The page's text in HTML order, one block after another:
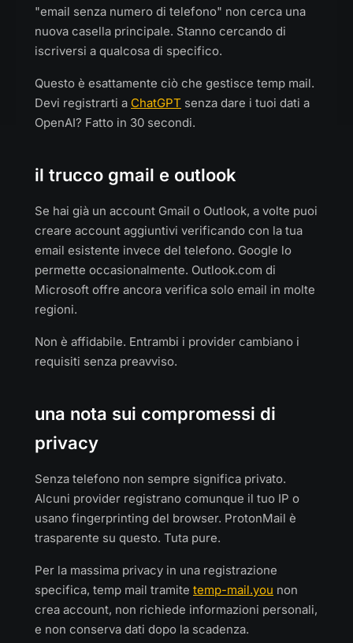
"email senza numero di telefono" non cerca una
nuova casella principale. Stanno cercando di
iscriversi a qualcosa di specifico.
Questo è esattamente ciò che gestisce temp mail.
Devi registrarti a ChatGPT senza dare i tuoi dati a
OpenAI? Fatto in 30 secondi.
il trucco gmail e outlook
Se hai già un account Gmail o Outlook, a volte puoi
creare account aggiuntivi verificando con la tua
email esistente invece del telefono. Google lo
permette occasionalmente. Outlook.com di
Microsoft offre ancora verifica solo email in molte
regioni.
Non è affidabile. Entrambi i provider cambiano i
requisiti senza preavviso.
una nota sui compromessi di
privacy
Senza telefono non sempre significa privato.
Alcuni provider registrano comunque il tuo IP o
usano fingerprinting del browser. ProtonMail è
trasparente su questo. Tuta pure.
Per la massima privacy in una registrazione
specifica, temp mail tramite temp-mail.you non
crea account, non richiede informazioni personali,
e non conserva dati dopo la scadenza.